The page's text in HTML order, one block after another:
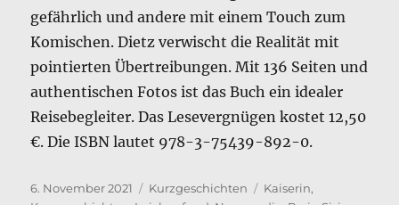
gefährlich und andere mit einem Touch zum
Komischen. Dietz verwischt die Realität mit
pointierten Übertreibungen. Mit 136 Seiten und
authentischen Fotos ist das Buch ein idealer
Reisebegleiter. Das Lesevergnügen kostet 12,50
€. Die ISBN lautet 978-3-75439-892-0.
Veröffentlicht
6. November 2021 Kategorien
Kurzgeschichten Schlagwörter
Kaiserin,